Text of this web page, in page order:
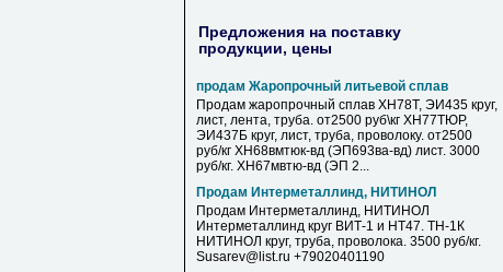
Предложения на поставку
продукции, цены
продам Жаропрочный литьевой сплав
Продам жаропрочный сплав ХН78Т, ЭИ435 круг,
лист, лента, труба. от2500 руб\кг ХН77ТЮР,
ЭИ437Б круг, лист, труба, проволоку. от2500
руб/кг ХН68вмтюк-вд (ЭП693ва-вд) лист. 3000
руб/кг. ХН67мвтю-вд (ЭП 2...
Продам Интерметаллинд, НИТИНОЛ
Продам Интерметаллинд, НИТИНОЛ
Интерметаллинд круг ВИТ-1 и НТ47. ТН-1К
НИТИНОЛ круг, труба, проволока. 3500 руб/кг.
Susarev@list.ru +79020401190